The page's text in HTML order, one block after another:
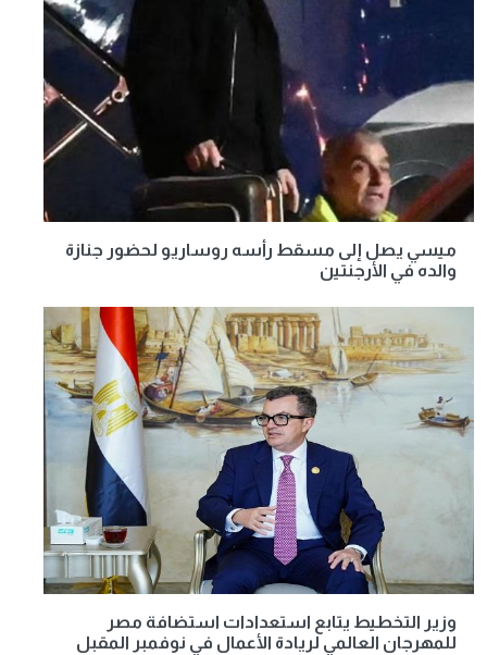
ميسي يصل إلى مسقط رأسه روساريو لحضور جنازة
والده في الأرجنتين
وزير التخطيط يتابع استعدادات استضافة مصر
للمهرجان العالمي لريادة الأعمال في نوفمبر المقبل